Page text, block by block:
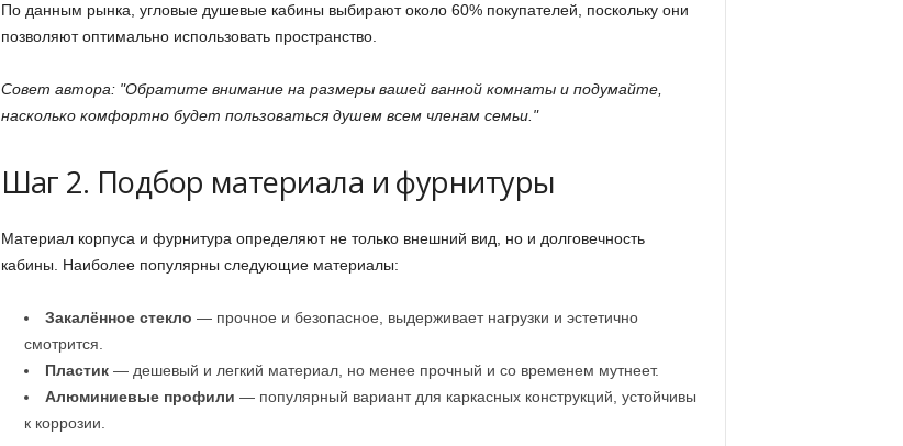
По данным рынка, угловые душевые кабины выбирают около 60% покупателей, поскольку они
позволяют оптимально использовать пространство.
Совет автора: Обратите внимание на размеры вашей ванной комнаты и подумайте,
насколько комфортно будет пользоваться душем всем членам семьи.
Шаг 2. Подбор материала и фурнитуры
Материал корпуса и фурнитура определяют не только внешний вид, но и долговечность
кабины. Наиболее популярны следующие материалы:
Закалённое стекло — прочное и безопасное, выдерживает нагрузки и эстетично
смотрится.
Пластик— дешевый и легкий материал, но менее прочный и со временем мутнеет.
Алюминиевые профили — популярный вариант для каркасных конструкций, устойчивы
к коррозии.